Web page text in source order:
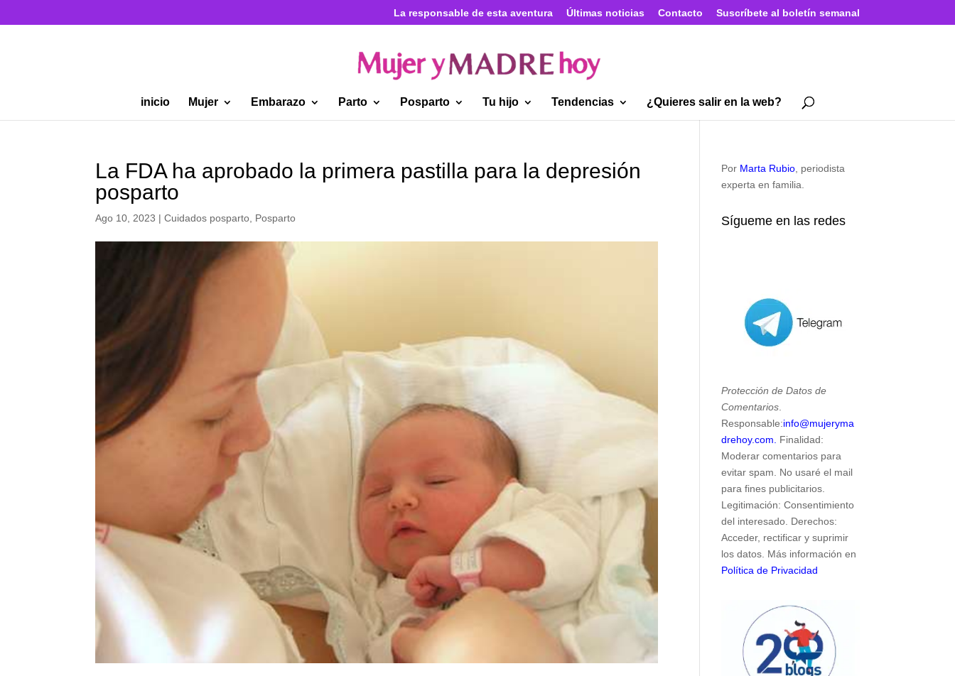
La responsable de esta aventura Últimas noticias Contacto Suscríbete al boletín semanal
inicio Mujer Embarazo Parto Posparto Tu hijo Tendencias ¿Quieres salir en la web?
La FDA ha aprobado la primera pastilla para la depresión
posparto
Ago 10, 2023 |Cuidados posparto Posparto
Por Marta Rubio , periodista
experta en familia.
Sígueme en las redes
Protección de Datos de
Comentarios
Responsable:info@mujeryma
drehoy.com.
Finalidad:
Moderar comentarios para
evitar spam. No usaré el mail
para fines publicitarios.
Legitimación: Consentimiento
del interesado. Derechos:
Acceder, rectificar y suprimir
los datos. Más información en
Política de Privacidad